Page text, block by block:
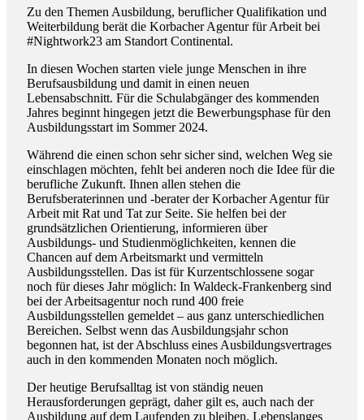
Zu den Themen Ausbildung, beruflicher Qualifikation und
Weiterbildung berät die Korbacher Agentur für Arbeit bei
#Nightwork23 am Standort Continental.
In diesen Wochen starten viele junge Menschen in ihre
Berufsausbildung und damit in einen neuen
Lebensabschnitt. Für die Schulabgänger des kommenden
Jahres beginnt hingegen jetzt die Bewerbungsphase für den
Ausbildungsstart im Sommer 2024.
Während die einen schon sehr sicher sind, welchen Weg sie
einschlagen möchten, fehlt bei anderen noch die Idee für die
berufliche Zukunft. Ihnen allen stehen die
Berufsberaterinnen und -berater der Korbacher Agentur für
Arbeit mit Rat und Tat zur Seite. Sie helfen bei der
grundsätzlichen Orientierung, informieren über
Ausbildungs- und Studienmöglichkeiten, kennen die
Chancen auf dem Arbeitsmarkt und vermitteln
Ausbildungsstellen. Das ist für Kurzentschlossene sogar
noch für dieses Jahr möglich: In Waldeck-Frankenberg sind
bei der Arbeitsagentur noch rund 400 freie
Ausbildungsstellen gemeldet – aus ganz unterschiedlichen
Bereichen. Selbst wenn das Ausbildungsjahr schon
begonnen hat, ist der Abschluss eines Ausbildungsvertrages
auch in den kommenden Monaten noch möglich.
Der heutige Berufsalltag ist von ständig neuen
Herausforderungen geprägt, daher gilt es, auch nach der
Ausbildung auf dem Laufenden zu bleiben. Lebenslanges